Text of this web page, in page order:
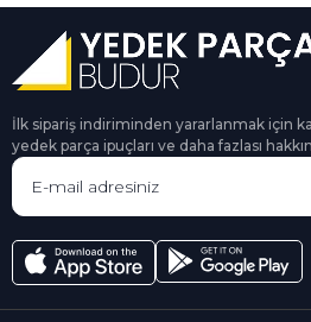
İlk sipariş indiriminden yararlanmak için
yedek parça ipuçları ve daha fazlası